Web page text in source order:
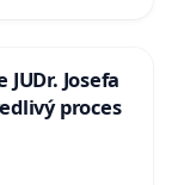
Josefa
proces